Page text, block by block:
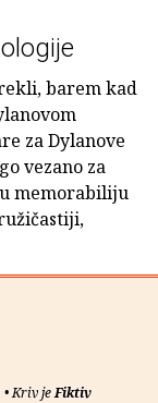
barem kad
za Dylanove
vezano za
memorabiliju
• Kriv jeFiktiv